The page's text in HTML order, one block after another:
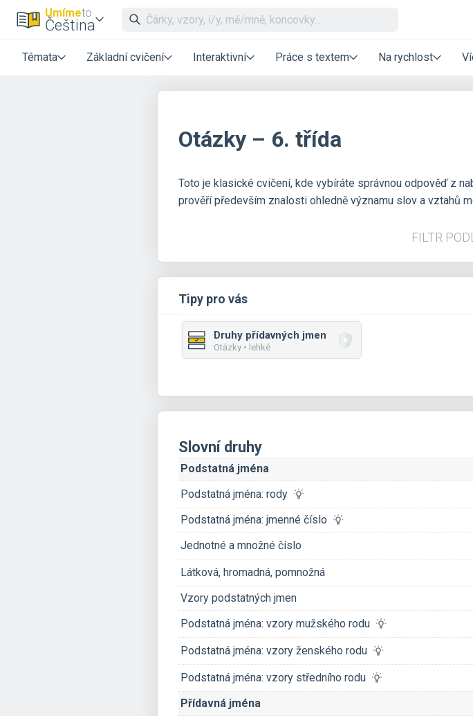
Umímeto
Čeština
Témata Základní cvičení Interaktivní Práce s textem Na rychlost
Otázky – 6. třída
Toto je klasické cvičení, kde vybíráte správnou odpověď z
prověří především znalosti ohledně významu slov a vztahů
FILTR
Tipy pro vás
Druhy přídavných jmen
Otázky • lehké
Slovní druhy
Podstatná jména
Podstatná jména: rody
Podstatná jména: jmenné číslo
Jednotné a množné číslo
Látková, hromadná, pomnožná
Vzory podstatných jmen
Podstatná jména: vzory mužského rodu
Podstatná jména: vzory ženského rodu
Podstatná jména: vzory středního rodu
Přídavná jména